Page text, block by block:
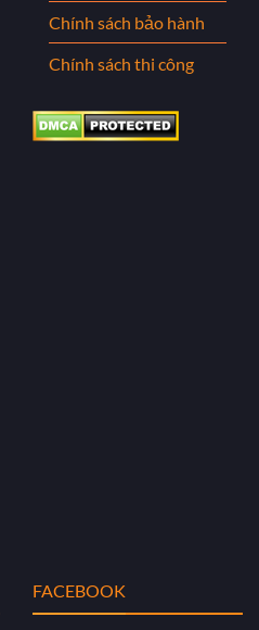
Chính sách bảo hành
Chính sách thi công
FACEBOOK